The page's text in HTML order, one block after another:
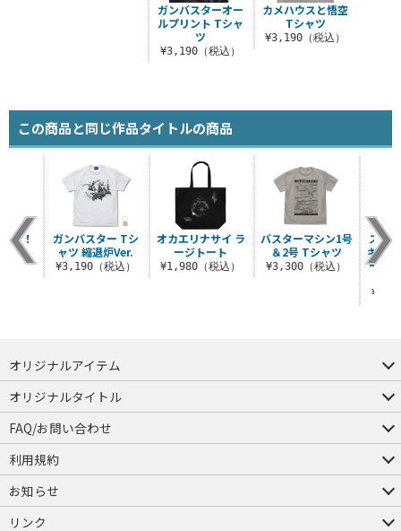
ガンバスターオー
ルプリント Tシャ
ツ
¥3,190（税込）
カメハウスと悟空
Tシャツ
¥3,190（税込）
この商品と同じ作品タイトルの商品
オカエリナサイ ラ
ージトート
¥1,980（税込）
バスターマシン1号
＆2号 Tシャツ
¥3,300（税込）
スー
キッ
ーTシ
す！
せま
ツ
ガンバスター Tシ
ャツ 縮退炉Ver.
¥3,190（税込）
オリジナルアイテム
つままれ
つかまれ
ピョコッテ
オリジナルタイトル
アイテムヤ
ミスカトニック大學購買部
FAQ/お問い合わせ
FAQ
お問い合わせ
利用規約
会員規約・ポイント規約
特定商取引法に関する表示
プライバシーポリシー
お知らせ
店舗情報
採用情報
発売日変更のお知らせ
販売代理店・取扱店募集
海外のご案内（English）
リンク